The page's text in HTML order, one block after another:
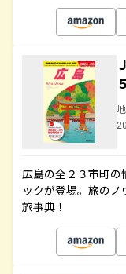
広島の全２３市町
ックが登場。旅の
旅事典！